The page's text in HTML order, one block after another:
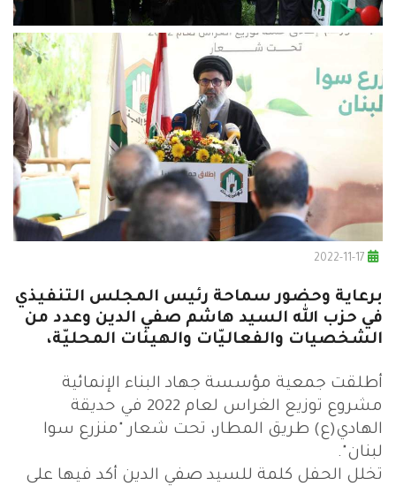
برعاية وحضور سماحة رئيس المجلس التنفيذي
في حزب الله السيد هاشم صفي الدين وعدد من
الشخصيات والفعاليّات والهيئات المحليّة،
أطلقت جمعية مؤسسة جهاد البناء الإنمائية
مشروع توزيع الغراس لعام 2022 في حديقة
الهادي(ع) طريق المطار، تحت شعار "منزرع سوا
لبنان".
تخلل الحفل كلمة للسيد صفي الدين أكد فيها على